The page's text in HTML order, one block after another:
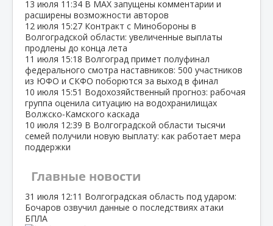
13 июля 11:34 В МАХ запущены комментарии и
расширены возможности авторов
12 июля 15:27 Контракт с Минобороны в
Волгоградской области: увеличенные выплаты
продлены до конца лета
11 июля 15:18 Волгоград примет полуфинал
федерального смотра наставников: 500 участников
из ЮФО и СКФО поборются за выход в финал
10 июля 15:51 Водохозяйственный прогноз: рабочая
группа оценила ситуацию на водохранилищах
Волжско‑Камского каскада
10 июля 12:39 В Волгоградской области тысячи
семей получили новую выплату: как работает мера
поддержки
Главные новости
31 июля 12:11 Волгоградская область под ударом:
Бочаров озвучил данные о последствиях атаки
БПЛА